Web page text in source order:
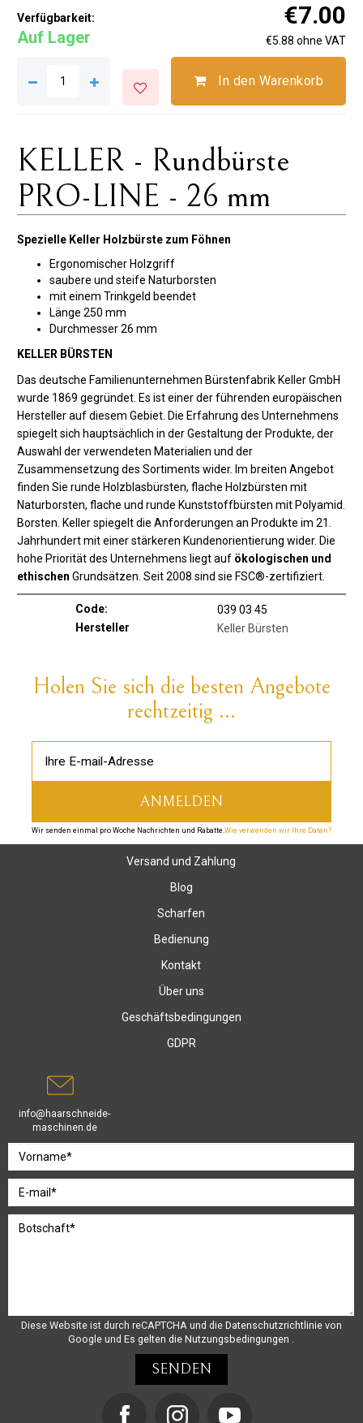
Verfügbarkeit:
Auf Lager
€7.00
€5.88 ohne VAT
In den Warenkorb
KELLER - Rundbürste
PRO-LINE - 26 mm
Spezielle Keller Holzbürste zum Föhnen
Ergonomischer Holzgriff
saubere und steife Naturborsten
mit einem Trinkgeld beendet
Länge 250 mm
Durchmesser 26 mm
KELLER BÜRSTEN
Das deutsche Familienunternehmen Bürstenfabrik Keller GmbH
wurde 1869 gegründet. Es ist einer der führenden europäischen
Hersteller auf diesem Gebiet. Die Erfahrung des Unternehmens
spiegelt sich hauptsächlich in der Gestaltung der Produkte, der
Auswahl der verwendeten Materialien und der
Zusammensetzung des Sortiments wider. Im breiten Angebot
finden Sie runde Holzblasbürsten, flache Holzbürsten mit
Naturborsten, flache und runde Kunststoffbürsten mit Polyamid.
Borsten. Keller spiegelt die Anforderungen an Produkte im 21.
Jahrhundert mit einer stärkeren Kundenorientierung wider. Die
hohe Priorität des Unternehmens liegt auf ökologischen und
ethischen Grundsätzen. Seit 2008 sind sie FSC®-zertifiziert.
Code:
039 03 45
Hersteller
Keller Bürsten
Holen Sie sich die besten Angebote
rechtzeitig ...
Wir senden einmal pro Woche Nachrichten und Rabatte.Wie verwenden wir Ihre Daten?
Versand und Zahlung
Blog
Scharfen
Bedienung
Kontakt
Über uns
Geschäftsbedingungen
GDPR
info@haarschneide-
maschinen.de
Diese Website ist durch reCAPTCHA und die Datenschutzrichtlinie von
Google und Es gelten die Nutzungsbedingungen .